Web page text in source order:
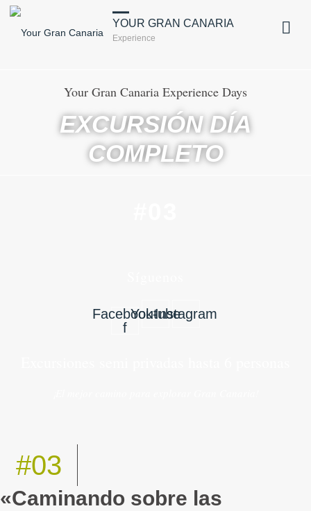
YOUR GRAN CANARIA
Experience
Your Gran Canaria Experience Days
EXCURSIÓN DÍA
COMPLETO
Facebook-
f
YoutubeInstagram
#03
«Caminando sobre las